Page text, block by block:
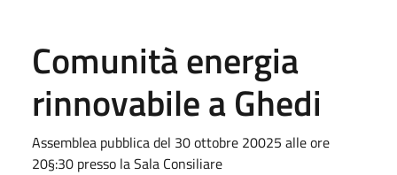
Comunità energia
rinnovabile a Ghedi
Assemblea pubblica del 30 ottobre 20025 alle ore
20§:30 presso la Sala Consiliare